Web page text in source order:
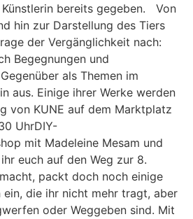
Künstlerin bereits gegeben. Von
hin zur Darstellung des Tiers
der Vergänglichkeit nach:
Begegnungen und
als Themen im
aus. Einige ihrer Werke werden
von KUNE auf dem Marktplatz
UhrDIY-
mit Madeleine Mesam und
euch auf den Weg zur 8.
packt doch noch einige
die ihr nicht mehr tragt, aber
oder Weggeben sind. Mit